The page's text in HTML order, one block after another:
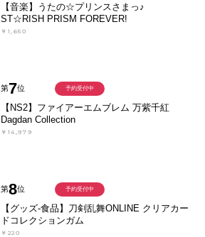
【音楽】うたの☆プリンスさまっ♪
ST☆RISH PRISM FOREVER!
￥1,650
第7位
【NS2】ファイアーエムブレム 万紫千紅
Dagdan Collection
￥14,979
予約受付中
第8位
【グッズ-食品】刀剣乱舞ONLINE クリアカー
ドコレクションガム
￥220
予約受付中